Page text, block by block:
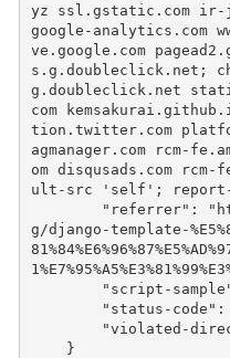
yz ssl.gstatic.com ir-
google-analytics.com
ve.google.com
s.g.doubleclick.net;
g.doubleclick.net
com
tion.twitter.com
agmanager.com rcm-
om disqusads.com rcm-
ult-src 'self';
"referrer" :
g/django-template-
"script-
"status-code" :
"violated-
}